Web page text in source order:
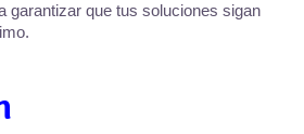
garantizar que tus soluciones sigan